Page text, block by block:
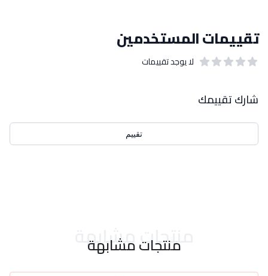
تقييمات المستخدمين
لا يوجد تقييمات
شارك تقييمك
تقييم
منتجات مشابهة
منتجات مشابهة